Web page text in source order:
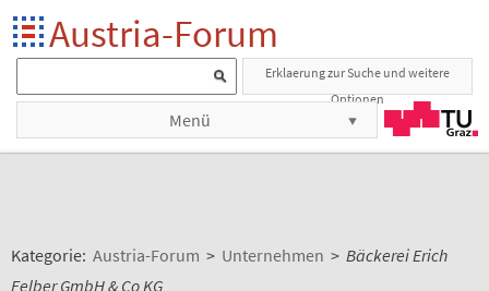
Austria-Forum
Erklaerung zur Suche und weitere
Optionen
Menü
Kategorie: Austria-Forum > Unternehmen > Bäckerei Erich
Felber GmbH & Co KG